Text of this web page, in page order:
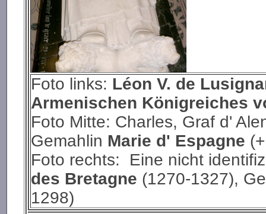
Foto links: Léon V. de
Armenischen Königreiches
Foto Mitte: Charles, Graf d'
Gemahlin Marie d' Espagne
Foto rechts: Eine nicht
des Bretagne (1270-1327),
1298)